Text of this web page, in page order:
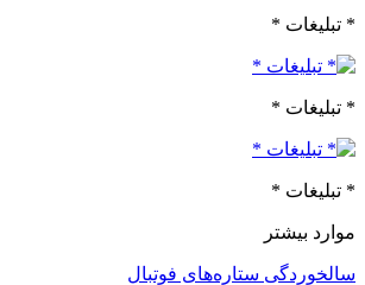
* تبلیغات *
* تبلیغات *
* تبلیغات *
موارد بیشتر
سالخوردگی ستاره‌های فوتبال